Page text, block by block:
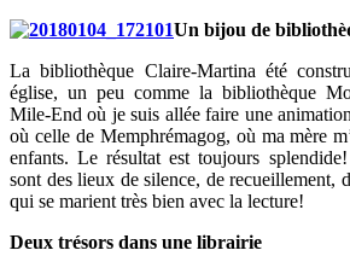
Un bijou de
La bibliothèque Claire-Martina été
église, un peu comme la bibliothèque
Mile-End où je suis allée faire une
où celle de Memphrémagog, où ma mère
enfants. Le résultat est toujours
sont des lieux de silence, de recueillement,
qui se marient très bien avec la lecture!
Deux trésors dans une librairie